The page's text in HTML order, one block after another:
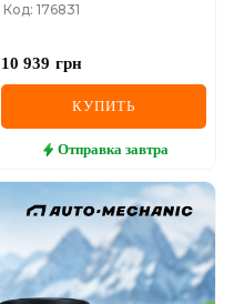
Код: 176831
10 939 грн
КУПИТЬ
Отправка завтра